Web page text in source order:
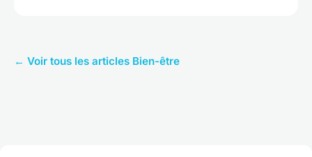
← Voir tous les articles Bien-être